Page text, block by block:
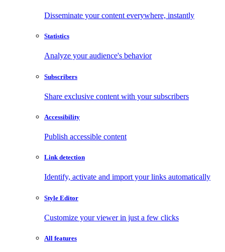
Disseminate your content everywhere, instantly
Statistics
Analyze your audience's behavior
Subscribers
Share exclusive content with your subscribers
Accessibility
Publish accessible content
Link detection
Identify, activate and import your links automatically
Style Editor
Customize your viewer in just a few clicks
All features